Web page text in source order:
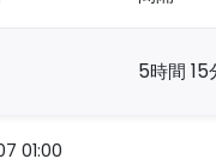
5時間 15
01:00